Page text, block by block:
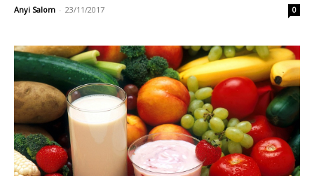
Anyi Salom - 23/11/2017 0